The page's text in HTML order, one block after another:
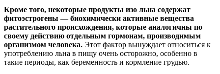
Кроме того, некоторые продукты изо льна содержат
фитоэстрогены — биохимически активные вещества
растительного происхождения, которые аналогичны по
своему действию отдельным гормонам, производимым
организмом человека. Этот фактор вынуждает относиться к
употреблению льна в пищу очень осторожно, особенно в
такие периоды, как беременность и кормление грудью.